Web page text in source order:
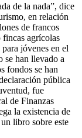
de la nada”, dice
en relación
de francos
agrícolas
jóvenes en el
se han llevado a
fondos se han
pública
fue
de Finanzas
la existencia de
libro sobre este